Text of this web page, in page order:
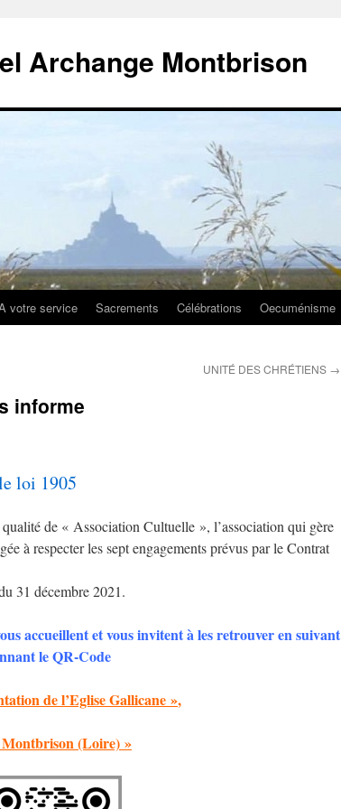
Archange Montbrison
votre service Sacrements Célébrations Oecuménisme
UNITÉ DES CHRÉTIENS →
informe
loi 1905
de « Association Cultuelle », l’association qui gère
à respecter les sept engagements prévus par le Contrat
31 décembre 2021.
accueillent et vous invitent à les retrouver en suivant
le QR-Code
de l’Eglise Gallicane »,
Montbrison (Loire) »